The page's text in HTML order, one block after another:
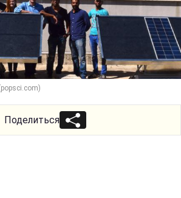
Поделиться